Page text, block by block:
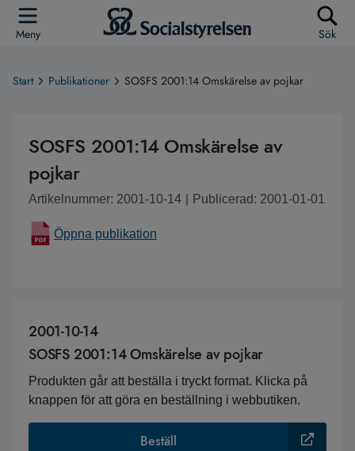
Meny Sök
Start Publikationer SOSFS 2001:14 Omskärelse av pojkar
SOSFS 2001:14 Omskärelse av
pojkar
Artikelnummer: 2001-10-14 Publicerad: 2001-01-01
Öppna publikation
2001-10-14
SOSFS 2001:14 Omskärelse av pojkar
Produkten går att beställa i tryckt format. Klicka på
knappen för att göra en beställning i webbutiken.
Beställ